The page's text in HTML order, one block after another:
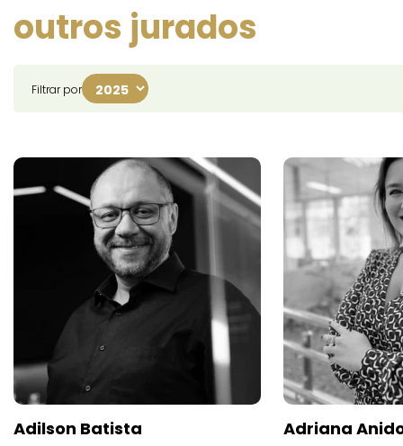
outros jurados
Filtrar por
Adilson Batista Adriana